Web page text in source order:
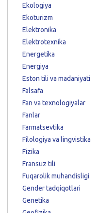
Ekologiya
Ekoturizm
Elektronika
Elektrotexnika
Energetika
Energiya
Eston tili va madaniyati
Falsafa
Fan va texnologiyalar
Fanlar
Farmatsevtika
Filologiya va lingvistika
Fizika
Fransuz tili
Fuqarolik muhandisligi
Gender tadqiqotlari
Genetika